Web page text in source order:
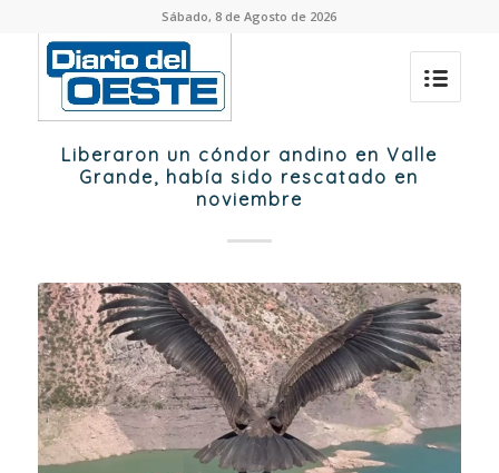
Sábado, 8 de Agosto de 2026
Liberaron un cóndor andino en Valle
Grande, había sido rescatado en
noviembre